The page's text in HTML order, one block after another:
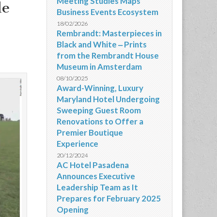
Business Events Ecosystem
18/02/2026
Rembrandt: Masterpieces in
Black and White ‒ Prints
from the Rembrandt House
Museum in Amsterdam
08/10/2025
Award-Winning, Luxury
Maryland Hotel Undergoing
Sweeping Guest Room
Renovations to Offer a
Premier Boutique
Experience
20/12/2024
AC Hotel Pasadena
Announces Executive
Leadership Team as It
Prepares for February 2025
Opening